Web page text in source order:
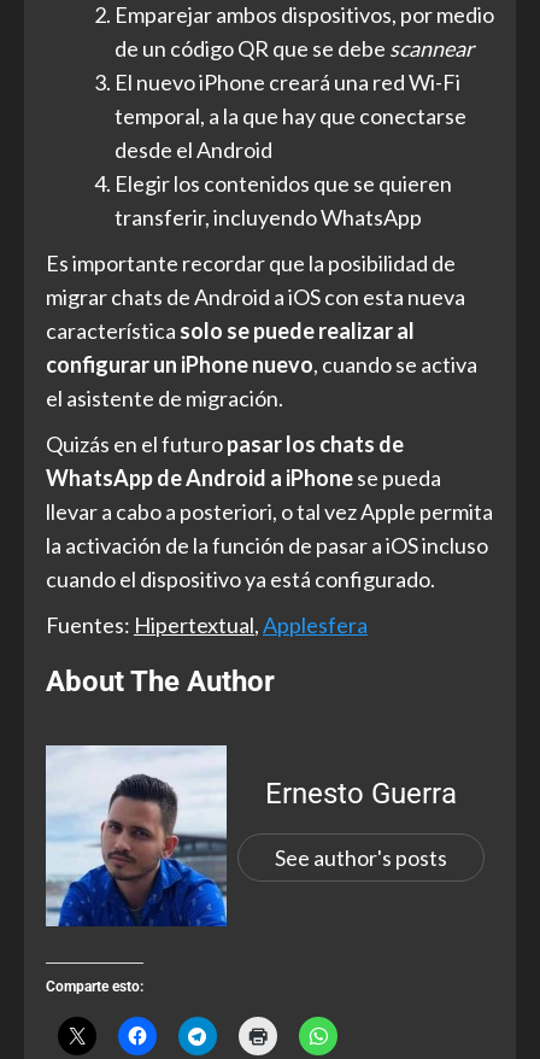
Emparejar ambos dispositivos, por medio
de un código QR que se debe scannear
El nuevo iPhone creará una red Wi-Fi
temporal, a la que hay que conectarse
desde el Android
Elegir los contenidos que se quieren
transferir, incluyendo WhatsApp
Es importante recordar que la posibilidad de
migrar chats de Android a iOS con esta nueva
característica solo se puede realizar al
configurar un iPhone nuevo, cuando se activa
el asistente de migración.
Quizás en el futuropasar los chats de
WhatsApp de Android a iPhonese pueda
llevar a cabo a posteriori, o tal vez Apple permita
la activación de la función de pasar a iOS incluso
cuando el dispositivo ya está configurado.
Fuentes: Hipertextual,Applesfera
About The Author
Ernesto Guerra
See author's posts
Comparte esto: